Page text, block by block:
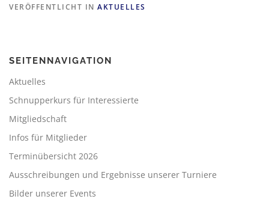
VERÖFFENTLICHT IN AKTUELLES
SEITENNAVIGATION
Aktuelles
Schnupperkurs für Interessierte
Mitgliedschaft
Infos für Mitglieder
Terminübersicht 2026
Ausschreibungen und Ergebnisse unserer Turniere
Bilder unserer Events